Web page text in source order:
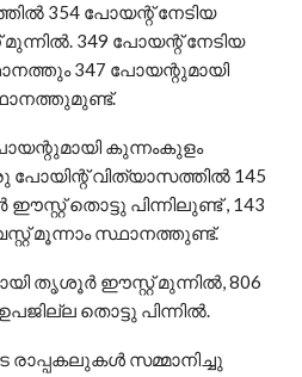
354 പോയന്റ് നേടിയ
349 പോയന്റ് നേടിയ
347 പോയന്റുമായി
കുന്നംകുളം
പോയിന്റ് വിത്യാസത്തിൽ 145
തൊട്ടു പിന്നിലുണ്ട് , 143
മൂന്നാം സ്ഥാനത്തുണ്ട്.
തൃശൂർ ഈസ്റ്റ്‌ മുന്നിൽ, 806
തൊട്ടു പിന്നിൽ.
സമ്മാനിച്ചു